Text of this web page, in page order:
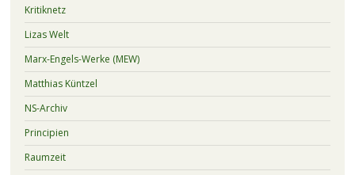
Kritiknetz
Lizas Welt
Marx-Engels-Werke (MEW)
Matthias Küntzel
NS-Archiv
Principien
Raumzeit